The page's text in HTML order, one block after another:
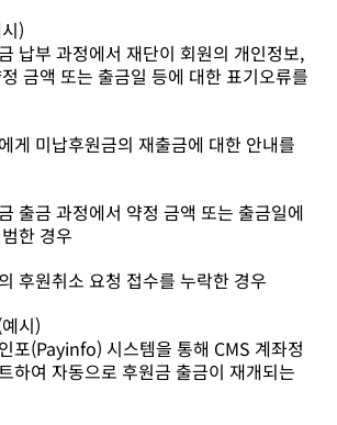
)
납부 과정에서 재단이 회원의 개인정보,
금액 또는 출금일 등에 대한 표기오류를
게 미납후원금의 재출금에 대한 안내를
출금 과정에서 약정 금액 또는 출금일에
한 경우
후원취소 요청 접수를 누락한 경우
시)
포(Payinfo) 시스템을 통해 CMS 계좌정
하여 자동으로 후원금 출금이 재개되는